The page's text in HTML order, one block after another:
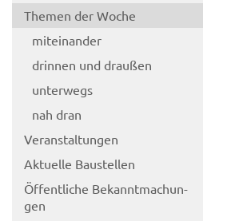
The­men der Woche
mit­ein­an­der
drin­nen und drau­ßen
un­ter­wegs
nah dran
Ver­an­stal­tun­gen
Ak­tu­el­le Bau­stel­len
Öf­fent­li­che Be­kannt­ma­chun­
gen